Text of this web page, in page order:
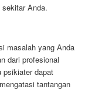
Anda.
masalah yang Anda
dari profesional
psikiater dapat
tantangan